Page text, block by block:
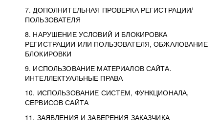
7. ДОПОЛНИТЕЛЬНАЯ ПРОВЕРКА РЕГИСТРАЦИИ/
ПОЛЬЗОВАТЕЛЯ
8. НАРУШЕНИЕ УСЛОВИЙ И БЛОКИРОВКА
РЕГИСТРАЦИИ ИЛИ ПОЛЬЗОВАТЕЛЯ, ОБЖАЛОВАНИЕ
БЛОКИРОВКИ
9. ИСПОЛЬЗОВАНИЕ МАТЕРИАЛОВ САЙТА.
ИНТЕЛЛЕКТУАЛЬНЫЕ ПРАВА
10. ИСПОЛЬЗОВАНИЕ СИСТЕМ, ФУНКЦИОНАЛА,
СЕРВИСОВ САЙТА
11. ЗАЯВЛЕНИЯ И ЗАВЕРЕНИЯ ЗАКАЗЧИКА